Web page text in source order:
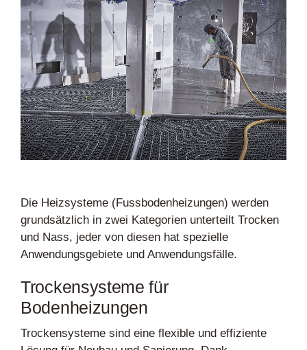
Die Heizsysteme (Fussbodenheizungen) werden
grundsätzlich in zwei Kategorien unterteilt Trocken
und Nass, jeder von diesen hat spezielle
Anwendungsgebiete und Anwendungsfälle.
Trockensysteme für
Bodenheizungen
Trockensysteme sind eine flexible und effiziente